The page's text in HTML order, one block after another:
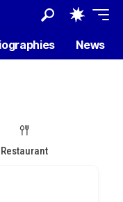
News
Restaurant